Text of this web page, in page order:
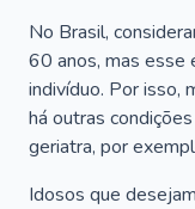
No Brasil,
60 anos, mas esse
indivíduo. Por isso,
há outras
geriatra, por
Idosos que